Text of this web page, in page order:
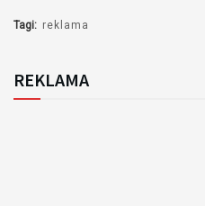
Tagi: reklama
REKLAMA